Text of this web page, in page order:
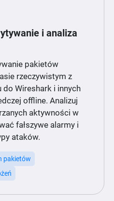
i analiza
pakietów
rzeczywistym z
Wireshark i innych
offline. Analizuj
aktywności w
fałszywe alarmy i
ataków.
pakietów